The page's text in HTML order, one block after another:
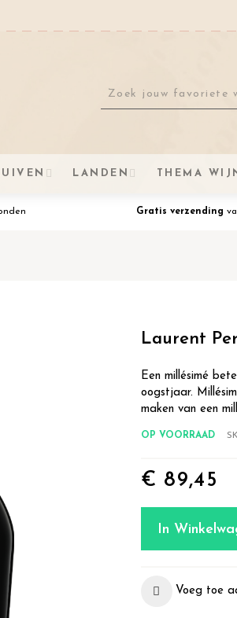
LANDEN THEMA
Gratis verzending
Laurent
Een millésimé
oogstjaar.
maken van een
OP VOORRAAD
€ 89,45
In
Voeg toe